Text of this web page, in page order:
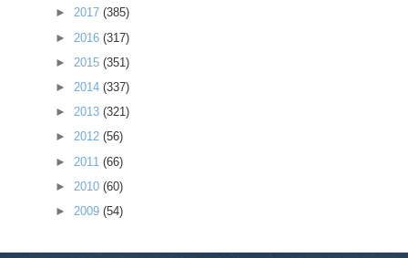
► 2017 (385)
► 2016 (317)
► 2015 (351)
► 2014 (337)
► 2013 (321)
► 2012 (56)
► 2011 (66)
► 2010 (60)
► 2009 (54)